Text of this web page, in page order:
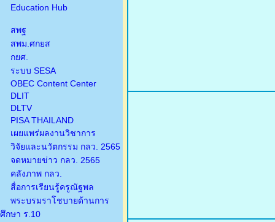
Education Hub
สพฐ
สพม.ศกยส
กยศ.
ระบบ SESA
OBEC Content Center
DLIT
DLTV
PISA THAILAND
เผยแพร่ผลงานวิชาการ
วิจัยและนวัตกรรม กลว. 2565
จดหมายข่าว กลว. 2565
คลังภาพ กลว.
สื่อการเรียนรู้ครูณัฐพล
พระบรมราโชบายด้านการ
ศึกษา ร.10